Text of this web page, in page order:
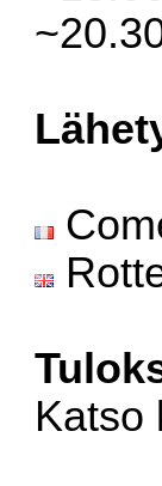
Katso